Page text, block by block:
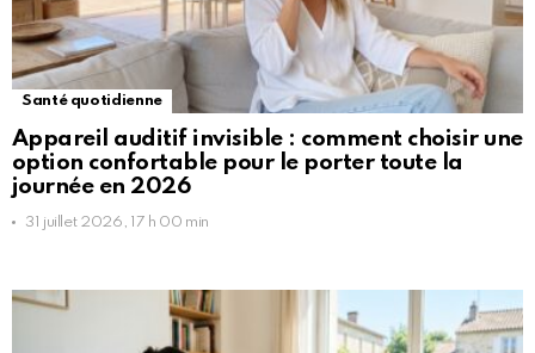
Santé quotidienne
Appareil auditif invisible : comment choisir une
option confortable pour le porter toute la
journée en 2026
31 juillet 2026, 17 h 00 min